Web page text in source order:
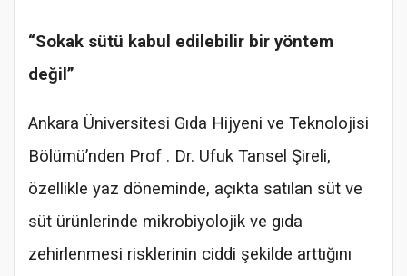
“Sokak sütü kabul edilebilir bir yöntem
değil”
Ankara Üniversitesi Gıda Hijyeni ve Teknolojisi
Bölümü’nden Prof . Dr. Ufuk Tansel Şireli,
özellikle yaz döneminde, açıkta satılan süt ve
süt ürünlerinde mikrobiyolojik ve gıda
zehirlenmesi risklerinin ciddi şekilde arttığını